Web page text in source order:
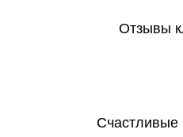
Отзывы
Счастливые